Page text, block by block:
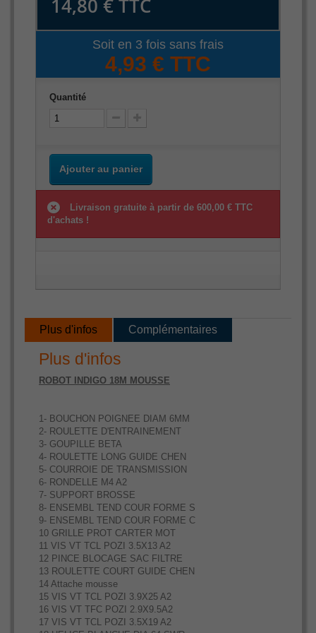
14,80 €TTC
Soit en 3 fois sans frais
4,93 € TTC
Quantité
Ajouter au panier
Livraison gratuite à partir de 600,00 € TTC
d'achats !
Plus d'infos Complémentaires
Plus d'infos
ROBOT INDIGO 18M MOUSSE
1- BOUCHON POIGNEE DIAM 6MM
2- ROULETTE D'ENTRAINEMENT
3- GOUPILLE BETA
4- ROULETTE LONG GUIDE CHEN
5- COURROIE DE TRANSMISSION
6- RONDELLE M4 A2
7- SUPPORT BROSSE
8- ENSEMBL TEND COUR FORME S
9- ENSEMBL TEND COUR FORME C
10 GRILLE PROT CARTER MOT
11 VIS VT TCL POZI 3.5X13 A2
12 PINCE BLOCAGE SAC FILTRE
13 ROULETTE COURT GUIDE CHEN
14 Attache mousse
15 VIS VT TCL POZI 3.9X25 A2
16 VIS VT TFC POZI 2.9X9.5A2
17 VIS VT TCL POZI 3.5X19 A2